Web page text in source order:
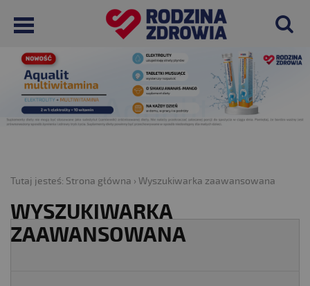
Tutaj jesteś: Strona główna › Wyszukiwarka zaawansowana
WYSZUKIWARKA
ZAAWANSOWANA